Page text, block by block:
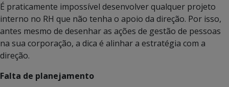
É praticamente impossível desenvolver qualquer projeto
interno no RH que não tenha o apoio da direção. Por isso,
antes mesmo de desenhar as ações de gestão de pessoas
na sua corporação, a dica é alinhar a estratégia com a
direção.
Falta de planejamento